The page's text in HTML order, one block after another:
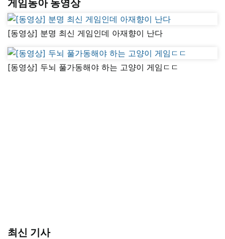
게임동아 동영상
[동영상] 분명 최신 게임인데 아재향이 난다
[동영상] 두뇌 풀가동해야 하는 고양이 게임ㄷㄷ
최신 기사